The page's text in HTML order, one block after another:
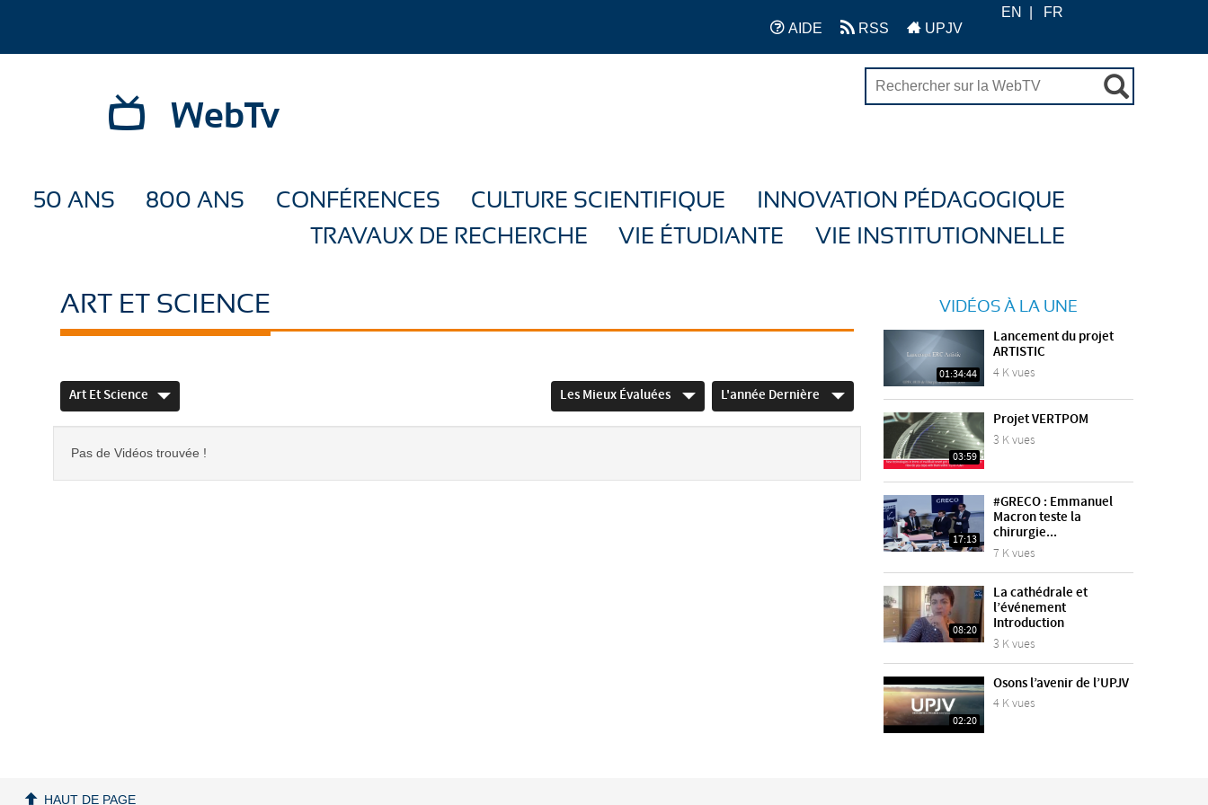
AIDE RSS UPJV
EN FR
WebTv
50 ANS 800 ANS CONFÉRENCES CULTURE SCIENTIFIQUE
INNOVATION PÉDAGOGIQUE
TRAVAUX DE RECHERCHE
VIE ÉTUDIANTE VIE INSTITUTIONNELLE
ART ET SCIENCE
Art Et Science Les Mieux Évaluées L'année Dernière
Pas de Vidéos trouvée !
VIDÉOS À LA UNE
01:34:44
Lancement du projet
ARTISTIC
4 K vues
03:59
Projet VERTPOM
3 K vues
17:13
#GRECO : Emmanuel
Macron teste la
chirurgie...
7 K vues
08:20
La cathédrale et
l’événement
Introduction
3 K vues
02:20
Osons l’avenir de l’UPJV
4 K vues
HAUT DE PAGE